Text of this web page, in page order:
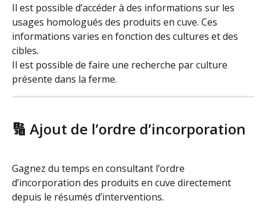
Il est possible d’accéder à des informations sur les
usages homologués des produits en cuve. Ces
informations varies en fonction des cultures et des
cibles.
Il est possible de faire une recherche par culture
présente dans la ferme.
🔢 Ajout de l’ordre d’incorporation
Gagnez du temps en consultant l’ordre
d’incorporation des produits en cuve directement
depuis le résumés d’interventions.